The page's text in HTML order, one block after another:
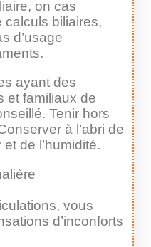
on cas
calculs biliaires,
d’usage
ayant des
et familiaux de
Tenir hors
à l’abri de
de l’humidité.
vous
d’inconforts